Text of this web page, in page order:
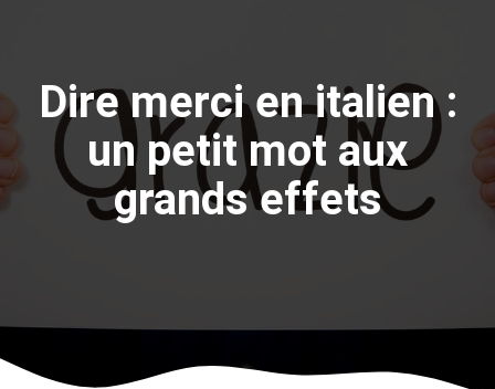
Dire merci en italien :
un petit mot aux
grands effets